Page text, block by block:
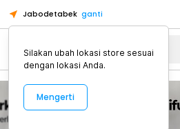
Jabodetabek ganti
Alat Kopi
Silakan ubah lokasi store sesuai
dengan lokasi Anda.
Mengerti